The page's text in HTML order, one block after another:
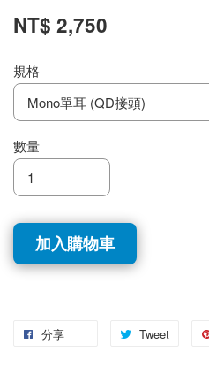
NT$ 2,750
規格
數量
加入購物車
分享 Tweet